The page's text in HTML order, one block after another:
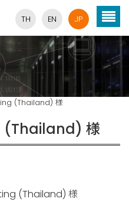
TH EN JP
(Thailand) 様
様
(Thailand) 様